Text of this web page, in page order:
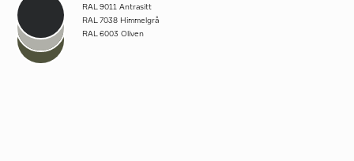
RAL 9011 Antrasitt
RAL 7038 Himmelgrå
RAL 6003 Oliven